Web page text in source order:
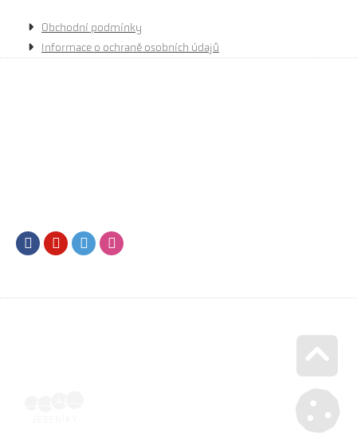
Obchodní podmínky
Informace o ochraně osobních údajů
FacebookYoutubeTwitter
Go